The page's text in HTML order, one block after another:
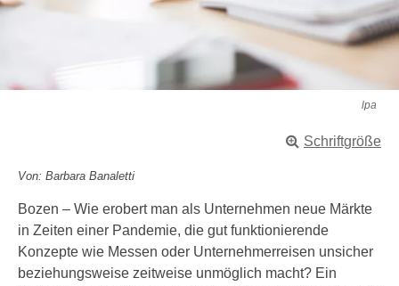
lpa
Schriftgröße
Von: Barbara Banaletti
Bozen – Wie erobert man als Unternehmen neue Märkte
in Zeiten einer Pandemie, die gut funktionierende
Konzepte wie Messen oder Unternehmerreisen unsicher
beziehungsweise zeitweise unmöglich macht? Ein